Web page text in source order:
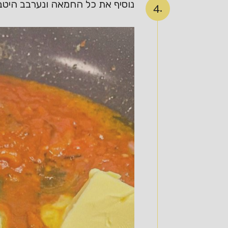
4. נוסיף את כל החמאה ונערבב